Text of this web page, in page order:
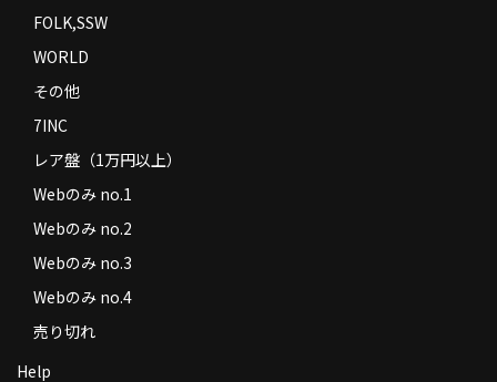
FOLK,SSW
WORLD
その他
7INC
レア盤（1万円以上）
Webのみ no.1
Webのみ no.2
Webのみ no.3
Webのみ no.4
売り切れ
Help